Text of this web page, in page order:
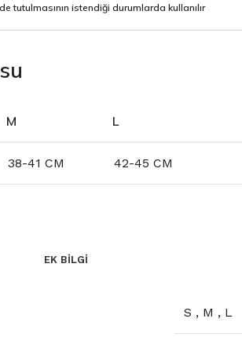
tutulmasının istendiği durumlarda kullanılır
M L
38-41 CM 42-45 CM
EK BILGI
S , M , L